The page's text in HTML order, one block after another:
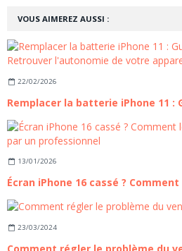
VOUS AIMEREZ AUSSI :
22/02/2026
13/01/2026
23/03/2024